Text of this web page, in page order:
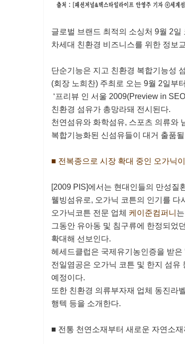
글로벌 브랜드 최적의 소싱처 9월 2일
차세대 친환경 비즈니스를 위한 정보
단순기능은 지고 친환경 복합기능성
(회장 노희찬) 주최로 오는 9월 2일부
‘프리뷰 인 서울 2009(Preview in
친환경 섬유가 총망라돼 전시된다.
천연섬유와 화학섬유, 스포츠 의류와
복합기능화된 신섬유들이 대거 출품
■ 전복종으로 시장 확대 중인 오가닉이
[2009 PIS]에서는 현대인들의 만성질
웰빙섬유로, 오가닉 코튼의 인기를 다
오가닉코튼 전문 업체 케이준컴퍼니
그동안 유아동 및 침구류에 한정되었
확대해 선보인다.
헤세드클럽은 국제유기농인증을 받은
전일염공은 오가닉 코튼 및 한지 섬유
예정이다.
또한 친환경 의류부자재 업체 동진라
행텍 등을 소개한다.
■ 전통 천연소재부터 새로운 자연소재